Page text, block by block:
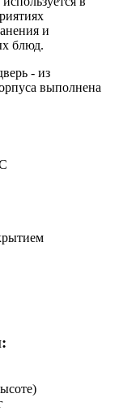
и
блюд.
- из
выполнена